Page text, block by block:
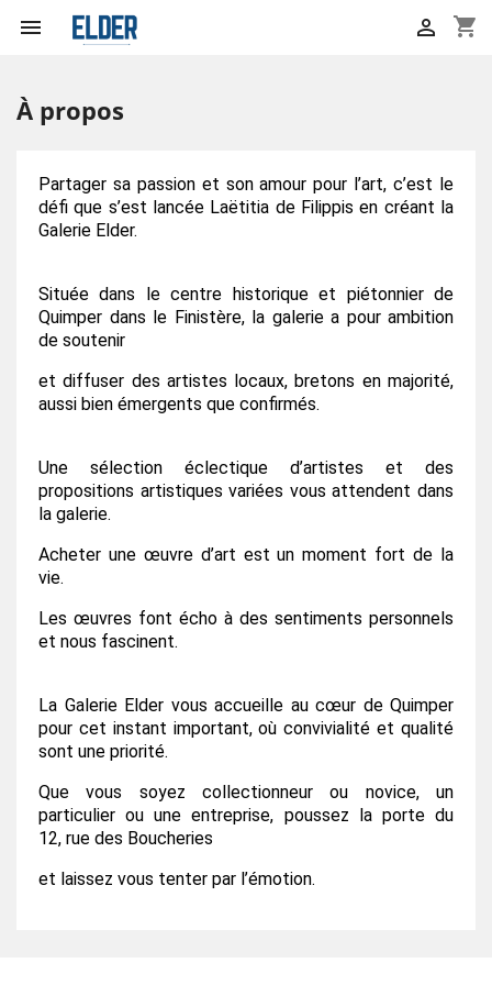
 shopping_cart

À propos
Partager sa passion et son amour pour l’art, c’est le
défi que s’est lancée Laëtitia de Filippis en créant la
Galerie Elder.
Située dans le centre historique et piétonnier de
Quimper dans le Finistère, la galerie a pour ambition
de soutenir
et diffuser des artistes locaux, bretons en majorité,
aussi bien émergents que confirmés.
Une sélection éclectique d’artistes et des
propositions artistiques variées vous attendent dans
la galerie.
Acheter une œuvre d’art est un moment fort de la
vie.
Les œuvres font écho à des sentiments personnels
et nous fascinent.
La Galerie Elder vous accueille au cœur de Quimper
pour cet instant important, où convivialité et qualité
sont une priorité.
Que vous soyez collectionneur ou novice, un
particulier ou une entreprise, poussez la porte du
12, rue des Boucheries
et laissez vous tenter par l’émotion.